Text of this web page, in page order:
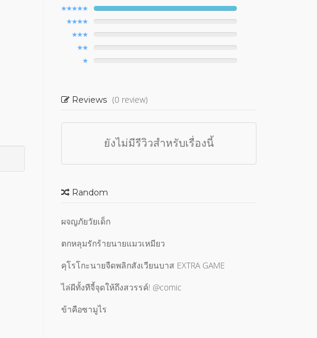
Reviews (0 review)
ยังไม่มีรีวิวสำหรับเรื่องนี้
Random
ผจญภัยวัยเด็ก
ตกหลุมรักร้ายนายแมวเหมียว
คุโรโกะนายจืดพลิกสังเวียนบาส EXTRA GAME
ไล่ผีทั้งทีจี้จุดให้ถึงสวรรค์! @comic
ข้าคือซามูไร